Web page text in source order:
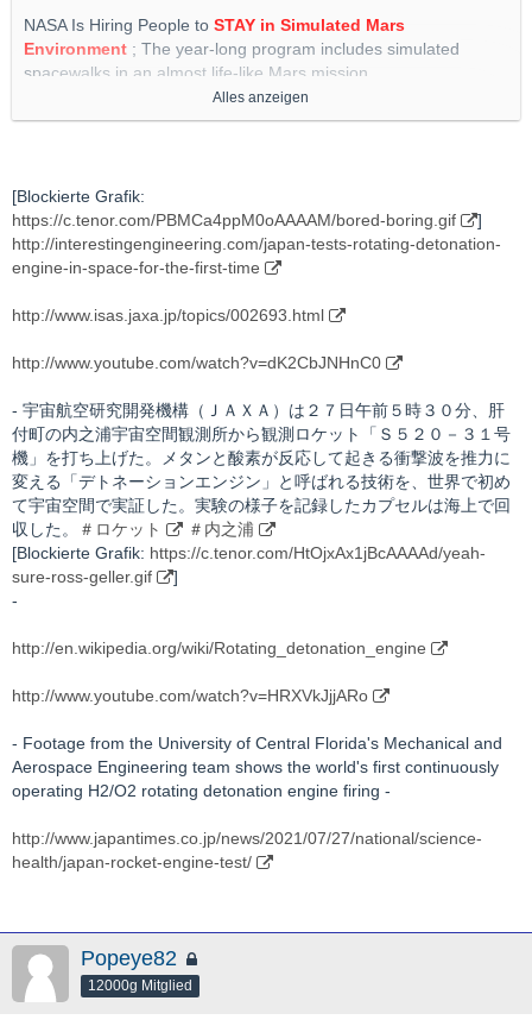
NASA Is Hiring People to STAY in Simulated Mars
Environment ; The year-long program includes simulated
spacewalks in an almost life-like Mars mission
http://interestingengineering.com/nasa-is-hiring-people-to-stay-
http://www.nasa.gov/feature/nasa-is-recruiting-for-yearlong-
simulated-mars-mission/
http://apnews.com/article/lifestyle-oddities-business-science-
simulated-mission-applications-1837993-2021-08-07
Alles anzeigen
[Blockierte Grafik:
https://c.tenor.com/PBMCa4ppM0oAAAAM/bored-boring.gif
]
http://interestingengineering.com/japan-tests-rotating-detonation-
engine-in-space-for-the-first-time
http://www.isas.jaxa.jp/topics/002693.html
http://www.youtube.com/watch?v=dK2CbJNHnC0
- 宇宙航空研究開発機構（ＪＡＸＡ）は２７日午前５時３０分、肝
付町の内之浦宇宙空間観測所から観測ロケット「Ｓ５２０－３１号
機」を打ち上げた。メタンと酸素が反応して起きる衝撃波を推力に
変える「デトネーションエンジン」と呼ばれる技術を、世界で初め
て宇宙空間で実証した。実験の様子を記録したカプセルは海上で回
収した。
＃ロケット
＃内之浦
[Blockierte Grafik: https://c.tenor.com/HtOjxAx1jBcAAAAd/yeah-
sure-ross-geller.gif
]
-
http://en.wikipedia.org/wiki/Rotating_detonation_engine
http://www.youtube.com/watch?v=HRXVkJjjARo
- Footage from the University of Central Florida's Mechanical and
Aerospace Engineering team shows the world's first continuously
operating H2/O2 rotating detonation engine firing -
http://www.japantimes.co.jp/news/2021/07/27/national/science-
health/japan-rocket-engine-test/
Popeye82
12000g Mitglied